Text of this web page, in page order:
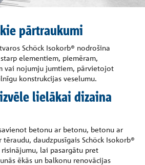
pārtraukumi
Schöck Isokorb® nodrošina
elementiem, piemēram,
vai nojumju jumtiem, pārvietojot
konstrukcijas veselumu.
lielākai dizaina
betonu ar betonu, betonu ar
daudzpusīgais Schöck Isokorb®
lai pasargātu pret
ēkās un balkonu renovācijas